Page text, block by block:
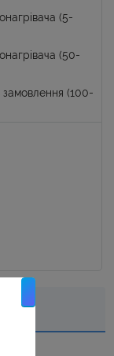
(5-
(50-
замовлення (100-